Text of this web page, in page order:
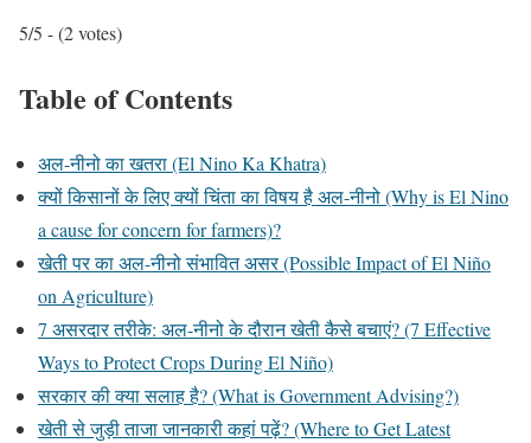
5/5 - (2 votes)
Table of Contents
अल-नीनो का खतरा (El Nino Ka Khatra)
क्यों किसानों के लिए क्यों चिंता का विषय है अल-नीनो (Why is El Nino
a cause for concern for farmers)?
खेती पर का अल-नीनो संभावित असर (Possible Impact of El Niño
on Agriculture)
7 असरदार तरीके: अल-नीनो के दौरान खेती कैसे बचाएं? (7 Effective
Ways to Protect Crops During El Niño)
सरकार की क्या सलाह है? (What is Government Advising?)
खेती से जुड़ी ताजा जानकारी कहां पढ़ें? (Where to Get Latest